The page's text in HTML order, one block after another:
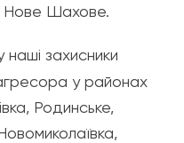
Нове Шахове.
наші захисники
у районах
Родинське,